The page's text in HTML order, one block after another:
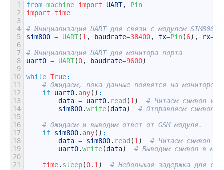
1
2
3
4
5
6
7
8
9
10
11
12
13
14
15
16
17
18
19
20
21
from machine import UART,
Pin
import
time
# Инициализация UART для связи с модулем SIM800L
sim800 = UART(1 , baudrate=38400, tx=Pin(6) , rx=
# Инициализация UART для монитора порта
uart0 = UART(0, baudrate=9600)
while True:
# Ожидаем, пока данные появятся на мониторе
if uart0. any( ) :
data = uart0. read (1 )
# Читаем символ из
sim800.write(data)
# Отправляем символ
# Ожидаем и выводим ответ от GSM модуля.
if sim800. any( ) :
data = sim800. read (1 )
# Читаем символ из
uart0.write(data)
# Выводим символ в
time. sleep(0.1 ) # Небольшая задержка для